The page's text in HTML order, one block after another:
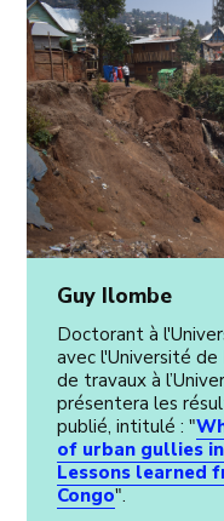
Guy Ilombe
Doctorant à
avec l'Université
de travaux à
présentera les
publié, intitulé : "
of urban gullies
Lessons learned
Congo".